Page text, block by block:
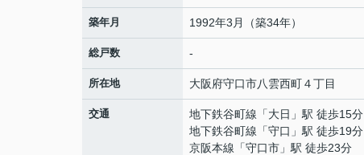
築年月 1992年3月（築34年）
総戸数 -
所在地 大阪府守口市八雲西町４丁目
交通 地下鉄谷町線 「大日 」駅 徒歩15分
地下鉄谷町線 「守口 」駅 徒歩19分
京阪本線 「守口市 」駅 徒歩23分